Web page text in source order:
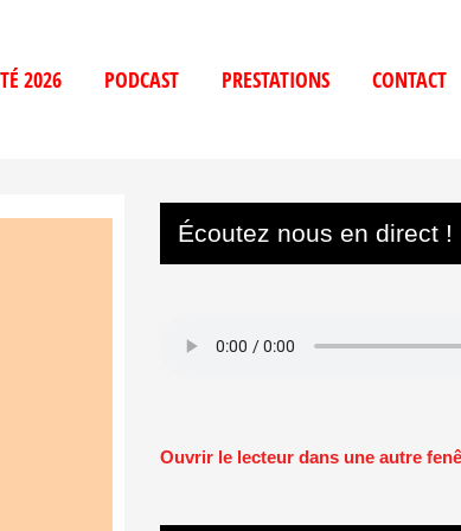
2026 PODCAST PRESTATIONS CONTACT
Écoutez nous en direct !
Ouvrir le lecteur dans une autre